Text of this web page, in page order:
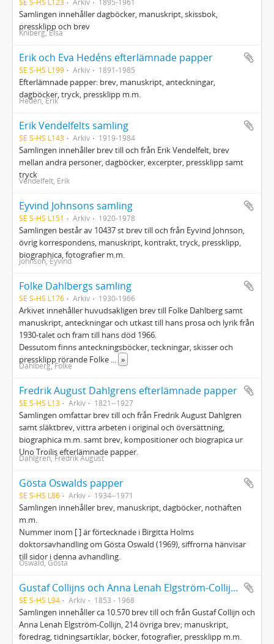
Samlingen innehåller dagböcker, manuskript, skissbok,
pressklipp och brev
Kniberg, Elsa
Erik och Eva Hedéns efterlämnade papper
SE S-HS L199 Arkiv 1891-1985
Efterlämnade papper: brev, manuskript, anteckningar,
dagböcker, tryck, pressklipp m.m.
Hedén, Erik
Erik Vendelfelts samling
SE S-HS L143 Arkiv 1919-1984
Samlingen innehåller brev till och från Erik Vendelfelt, brev
mellan andra personer, dagböcker, excerpter, pressklipp samt
tryck
Vendelfelt, Erik
Eyvind Johnsons samling
SE S-HS L151 Arkiv 1920-1978
Samlingen består av 10437 st brev till och från Eyvind Johnson,
övrig korrespondens, manuskript, kontrakt, tryck, pressklipp,
biographica, fotografier m.m.
Johnson, Eyvind
Folke Dahlbergs samling
SE S-HS L176 Arkiv 1930-1966
Arkivet innehåller huvudsakligen brev till Folke Dahlberg samt
manuskript, anteckningar och utkast till hans prosa och lyrik från
1930-talet och fram till hans död 1966.
Dessutom finns anteckningsböcker, teckningar, skisser och
pressklipp rörande Folke ... »
Dahlberg, Folke
Fredrik August Dahlgrens efterlämnade papper
SE S-HS L13 Arkiv 1821--1927
Samlingen omfattar brev till och från Fredrik August Dahlgren
samt släktbrev, vittra arbeten i original och översättning,
biographica m.m. samt brev, kompositioner och biograpica ur
Uno Troilis efterlämnade papper.
Dahlgren, Fredrik August
Gösta Oswalds papper
SE S-HS L86 Arkiv 1934--1971
Samlingen innehåller brev, manuskript, dagböcker, nothäften
m.m.
Nummer inom [ ] är förtecknade i Birgitta Holms
doktorsavhandling om Gösta Oswald (1969), siffrorna hänvisar
till sidor i denna avhandling.
Oswald, Gösta
Gustaf Collijns och Anna Lenah Elgström-Collijns samling
SE S-HS L94 Arkiv 1853 - 1968
Samlingen innehåller ca 10.570 brev till och från Gustaf Collijn och
Anna Lenah Elgström-Collijn, 214 övriga brev; manuskript,
föredrag, tidningsartiklar, böcker, fotografier, pressklipp m.m.